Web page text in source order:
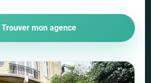
Trouver mon agence